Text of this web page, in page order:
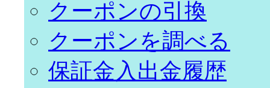
クーポンの引換
クーポンを調べる
保証金入出金履歴